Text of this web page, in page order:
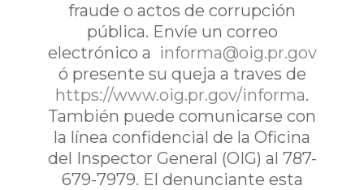
fraude o actos de corrupción
pública. Envíe un correo
electrónico a informa@oig.pr.gov
ó presente su queja a traves de
https://www.oig.pr.gov/informa.
También puede comunicarse con
la línea confidencial de la Oficina
del Inspector General (OIG) al 787-
679-7979. El denunciante esta